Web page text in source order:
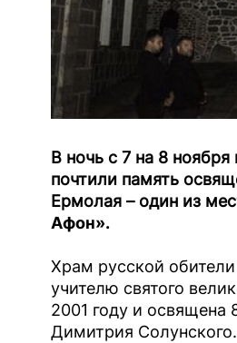
В ночь с 7 на 8
почтили память
Ермолая – один из
Афон».
Храм русской
учителю святого
2001 году и освящена
Димитрия Солунского.